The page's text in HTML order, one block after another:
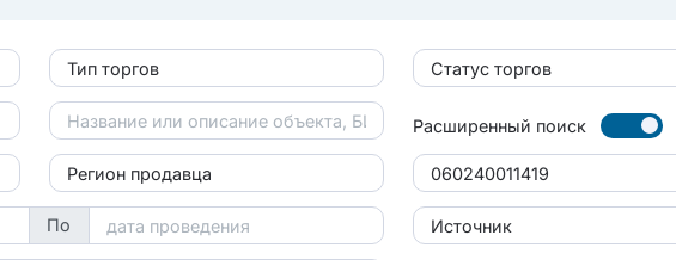
Тип торгов Статус торгов
Расширенный поиск
Регион продавца
По Источник